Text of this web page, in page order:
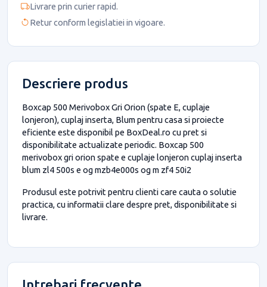
Livrare prin curier rapid.
Retur conform legislatiei in vigoare.
Descriere produs
Boxcap 500 Merivobox Gri Orion (spate E, cuplaje
lonjeron), cuplaj inserta, Blum pentru casa si proiecte
eficiente este disponibil pe BoxDeal.ro cu pret si
disponibilitate actualizate periodic. Boxcap 500
merivobox gri orion spate e cuplaje lonjeron cuplaj inserta
blum zl4 500s e og mzb4e000s og m zf4 50i2
Produsul este potrivit pentru clienti care cauta o solutie
practica, cu informatii clare despre pret, disponibilitate si
livrare.